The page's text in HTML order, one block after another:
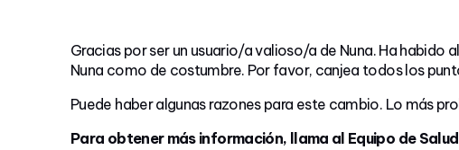
Gracias por ser un usuario/a valioso/a de Nuna. Ha habido
Nuna como de costumbre. Por favor, canjea todos los
Puede haber algunas razones para este cambio. Lo más
Para obtener más información, llama al Equipo de